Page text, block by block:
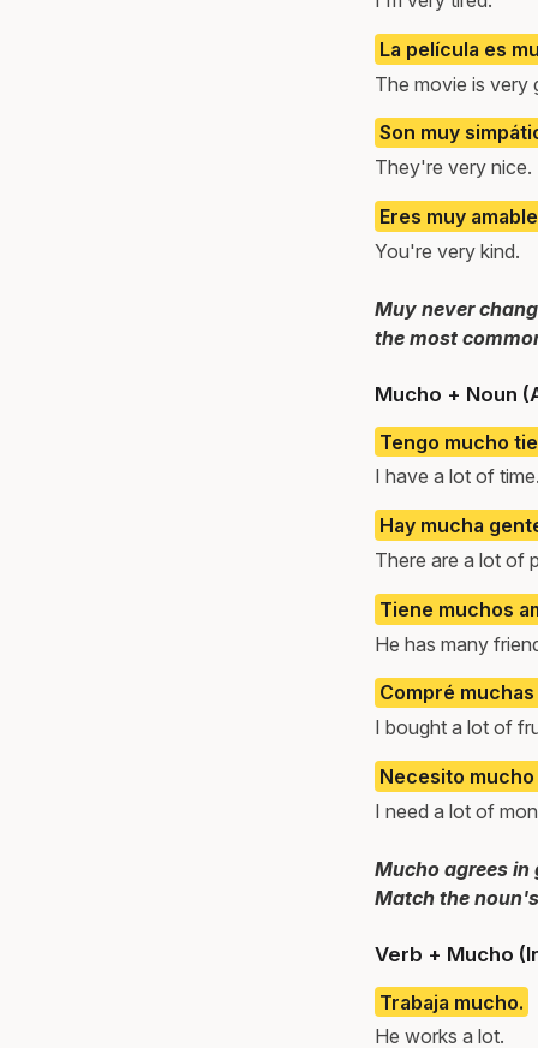
La película es
The movie is very
Son muy
They're very nice.
Eres muy
You're very kind.
Muy never
the most
Mucho + Noun
Tengo mucho
I have a lot of
Hay mucha
There are a lot of
Tiene muchos
He has many
Compré
I bought a lot of
Necesito
I need a lot of
Mucho agrees
Match the
Verb + Mucho
Trabaja mucho.
He works a lot.